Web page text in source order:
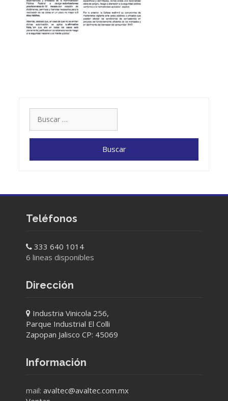
Teléfonos
333 640 1014
6 lineas disponibles
Dirección
Industria Vinicola 256,
Parque Industrial El Colli
Zapopan Jalisco CP: 45069
Información
mail: avaltec@avaltec.com.mx